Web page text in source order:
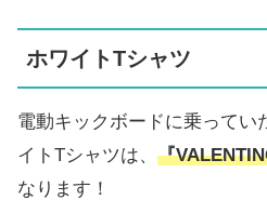
ホワイトTシャツ
電動キックボードに乗ってい
イトTシャツは、 『
なります！